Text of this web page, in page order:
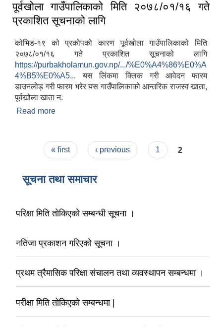
पूर्वखोला गाउँपालिकाको मिति २०७८/०१/१६ गते
प्रकाशित सूचनाको लागि
कोभिड-१९ को प्रकोपको कारण पूर्वखोला गाउँपालिकाको मिति
२०७८/०१/१६ गते प्रकाशित सूचनाको लागि
https://purbakholamun.gov.np/.../%E0%A4%86%E0%A
4%B5%E0%A5... यस लिंकमा क्लिक गरी आवेदन फारम
डाउनलोड़ गरी फारम भरेर यस गाउँपालिकाको आन्तरिक राजस्व खाता,
पूर्वखोला खाता न.
Read more
Pages« first ‹ previous 1 2
सूचना तथा समाचार
परिक्षा मिति तोकिएको सम्बन्धी सूचना ।
नतिजा प्रकाशन गरिएको सूचना ।
प्रथम त्रैमासिक परिक्षा संचालन तथा व्यवस्थापन सम्बन्धमा ।
परीक्षा मिति तोकिएको सम्बन्धमा |